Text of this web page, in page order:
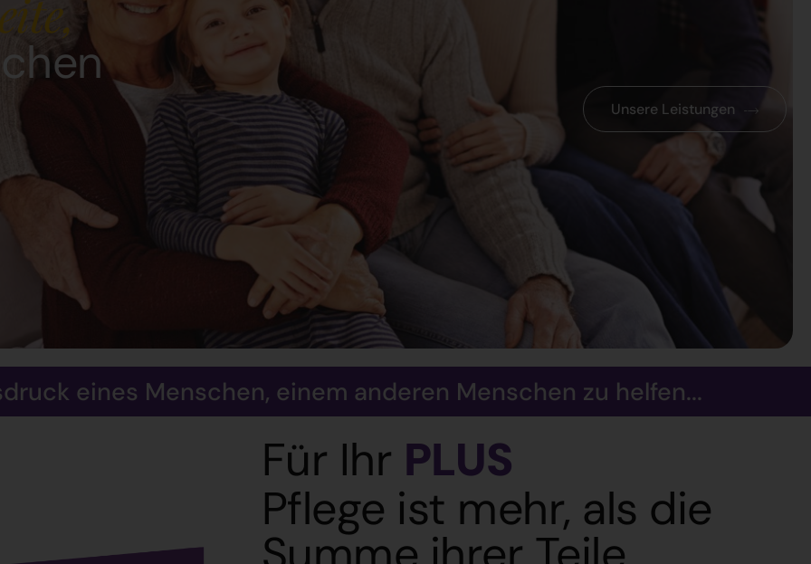
Unsere Leistungen
eines Menschen, einem anderen Menschen zu helfen...
Für Ihr PLUS
Pflege ist mehr, als die